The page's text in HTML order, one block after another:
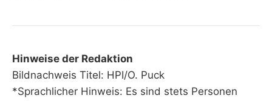
Hinweise der Redaktion
Bildnachweis Titel: HPI/O. Puck
*Sprachlicher Hinweis: Es sind stets Personen